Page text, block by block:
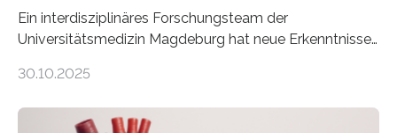
Ein interdisziplinäres Forschungsteam der
Universitätsmedizin Magdeburg hat neue Erkenntnisse
behandelt werden kann. In ihrer aktuellen Studie,
Oncology, zeigen die Forschenden, dass Mini-Tumore
30.10.2025